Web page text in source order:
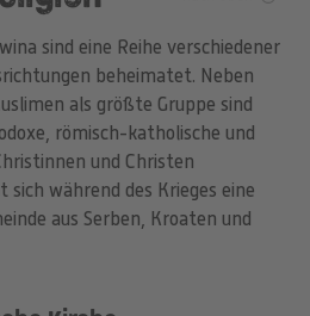
sind eine Reihe verschiedener
beheimatet. Neben
als größte Gruppe sind
römisch-katholische und
und Christen
während des Krieges eine
aus Serben, Kroaten und